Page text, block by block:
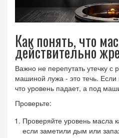
Как понять, что
действительно
Важно не перепутать утечку с
машиной лужа - это течь.
что уровень падает, а под
Проверьте:
Проверяйте уровень масла
если заметили дым или